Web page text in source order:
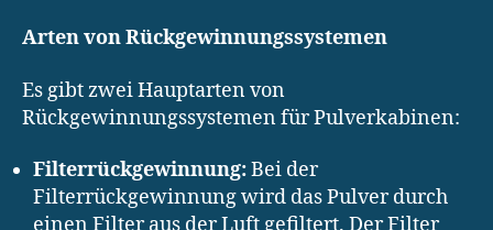
Arten von Rückgewinnungssystemen
Es gibt zwei Hauptarten von
Rückgewinnungssystemen für Pulverkabinen:
Filterrückgewinnung:Bei der
Filterrückgewinnung wird das Pulver durch